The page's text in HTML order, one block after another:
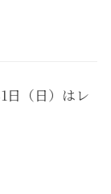
日（日）はレ